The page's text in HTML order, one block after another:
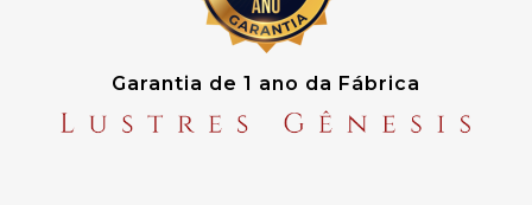
Garantia de 1 ano da Fábrica